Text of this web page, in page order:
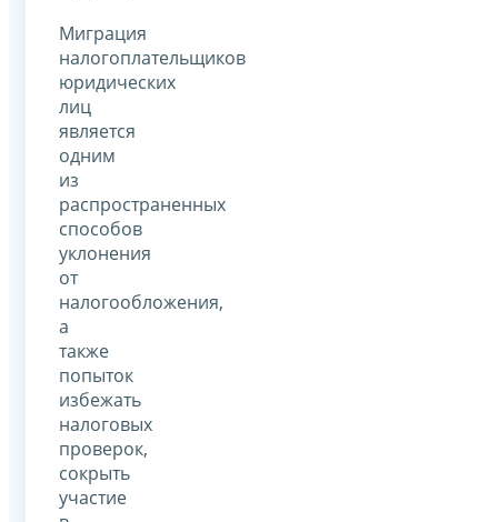
Миграция
налогоплательщиков
юридических
лиц
является
одним
из
распространенных
способов
уклонения
от
налогообложения,
а
также
попыток
избежать
налоговых
проверок,
сокрыть
участие